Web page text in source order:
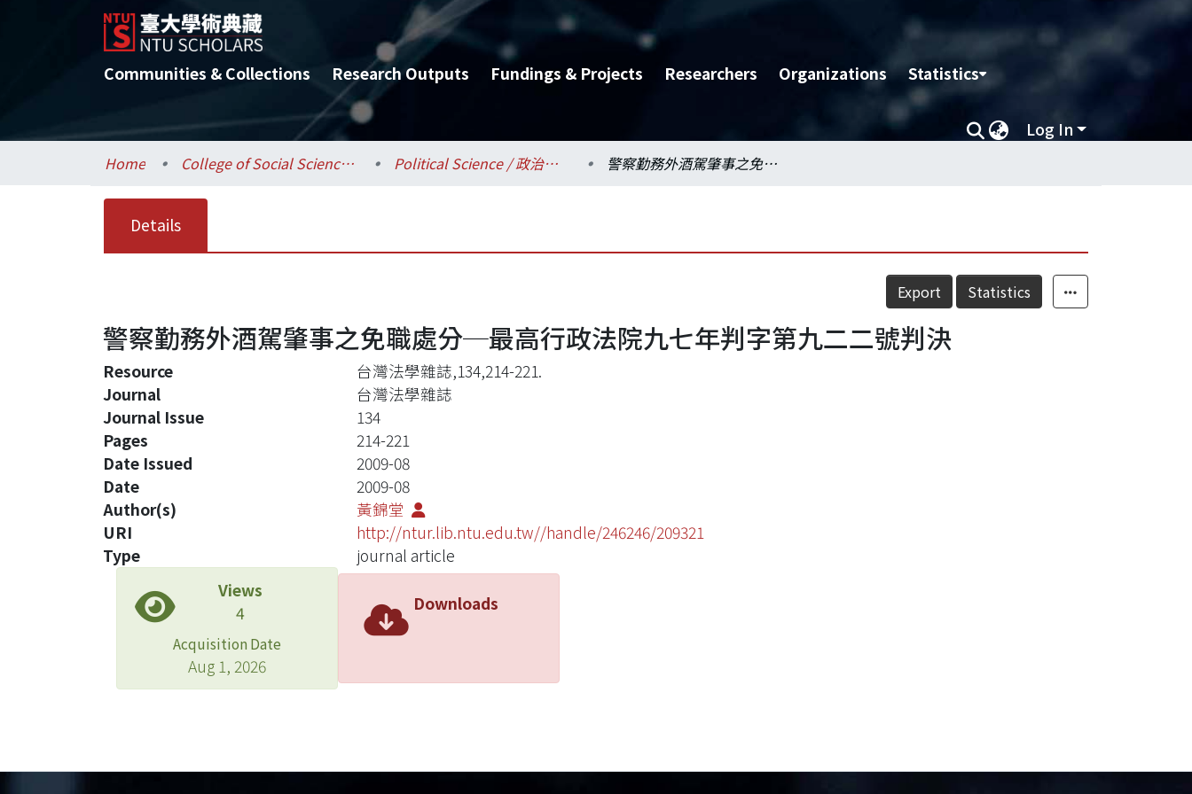
Communities & Collections Research Outputs Fundings & Projects Researchers Organizations Statistics
Log In
Home College of Social Sciences / 社會科學院 Political Science / 政治學系 警察勤務外酒駕肇事之免職處分─最高行政法院九七年判字第九二二號判決
Details
Export Statistics
警察勤務外酒駕肇事之免職處分─最高行政法院九七年判字第九二二號判決
Resource
台灣法學雜誌,134,214-221.
Journal
台灣法學雜誌
Journal Issue
134
Pages
214-221
Date Issued
2009-08
Date
2009-08
Author(s)
黃錦堂
URI
http://ntur.lib.ntu.edu.tw//handle/246246/209321
Type
journal article
Views
4
Acquisition Date
Aug 1, 2026
Downloads